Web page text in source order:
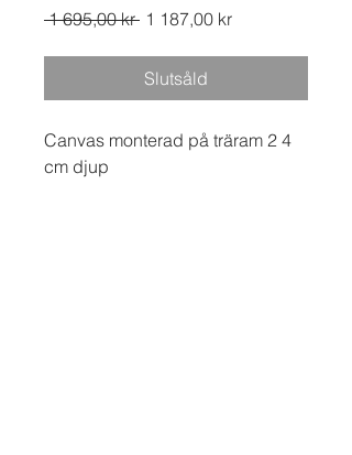
1 695,00 kr Ordinarie
1 187,00 krReapris
Slutsåld
Canvas monterad på träram 2 4
cm djup